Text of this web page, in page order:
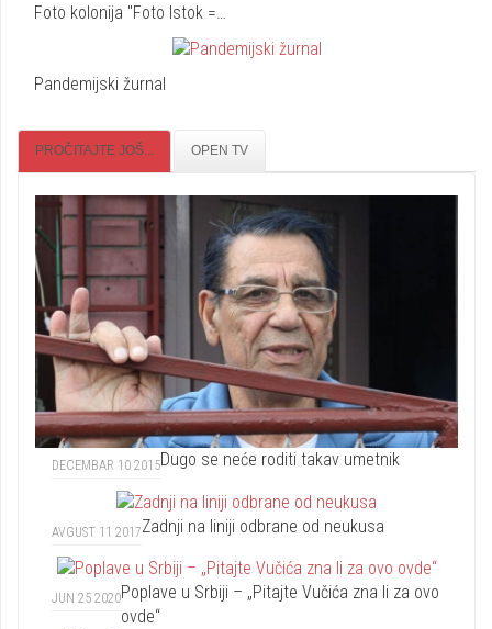
Foto kolonija "Foto Istok =…
Pandemijski žurnal
PROČITAJTE JOŠ... OPEN TV
DECEMBAR 10 2015Dugo se neće roditi takav umetnik
AVGUST 11 2017Zadnji na liniji odbrane od neukusa
JUN 25 2020Poplave u Srbiji – „Pitajte Vučića zna li za ovo
ovde“